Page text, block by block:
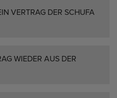
VERTRAG DER SCHUFA
WIEDER AUS DER